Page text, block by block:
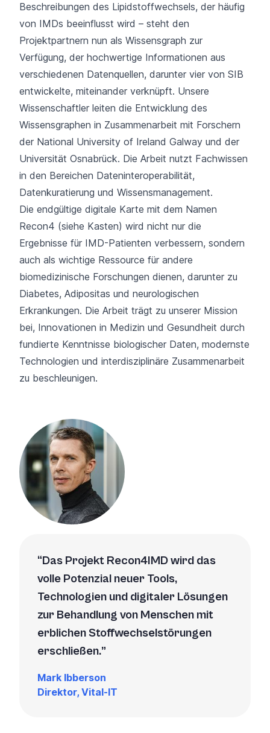
Beschreibungen des Lipidstoffwechsels, der häufig
von IMDs beeinflusst wird – steht den
Projektpartnern nun als Wissensgraph zur
Verfügung, der hochwertige Informationen aus
verschiedenen Datenquellen, darunter vier von SIB
entwickelte, miteinander verknüpft. Unsere
Wissenschaftler leiten die Entwicklung des
Wissensgraphen in Zusammenarbeit mit Forschern
der National University of Ireland Galway und der
Universität Osnabrück. Die Arbeit nutzt Fachwissen
in den Bereichen Dateninteroperabilität,
Datenkuratierung und Wissensmanagement.
Die endgültige digitale Karte mit dem Namen
Recon4 (siehe Kasten) wird nicht nur die
Ergebnisse für IMD-Patienten verbessern, sondern
auch als wichtige Ressource für andere
biomedizinische Forschungen dienen, darunter zu
Diabetes, Adipositas und neurologischen
Erkrankungen. Die Arbeit trägt zu unserer Mission
bei, Innovationen in Medizin und Gesundheit durch
fundierte Kenntnisse biologischer Daten, modernste
Technologien und interdisziplinäre Zusammenarbeit
zu beschleunigen.
Das Projekt Recon4IMD wird das
volle Potenzial neuer Tools,
Technologien und digitaler Lösungen
zur Behandlung von Menschen mit
erblichen Stoffwechselstörungen
erschließen.
Mark Ibberson
Direktor, Vital-IT